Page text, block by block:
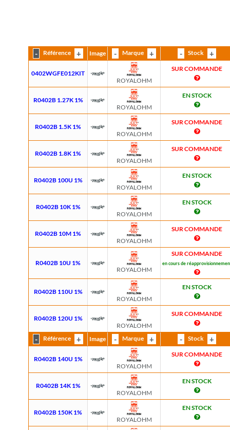
Référence Image Marque Stock
0402WGFE012KIT
ROYALOHM
SUR COMMANDE
R0402B 1.27K 1%
ROYALOHM
EN STOCK
R0402B 1.5K 1%
ROYALOHM
SUR COMMANDE
R0402B 1.8K 1%
ROYALOHM
SUR COMMANDE
R0402B 100U 1%
ROYALOHM
EN STOCK
R0402B 10K 1%
ROYALOHM
EN STOCK
R0402B 10M 1%
ROYALOHM
SUR COMMANDE
R0402B 10U 1%
ROYALOHM
SUR COMMANDE
en cours de
R0402B 110U 1%
ROYALOHM
EN STOCK
R0402B 120U 1%
ROYALOHM
SUR COMMANDE
Référence Image Marque Stock
R0402B 140U 1%
ROYALOHM
SUR COMMANDE
R0402B 14K 1%
ROYALOHM
EN STOCK
R0402B 150K 1%
ROYALOHM
EN STOCK